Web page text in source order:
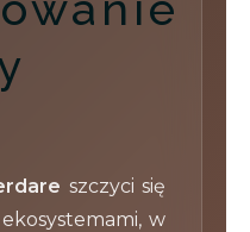
szczyci się
w